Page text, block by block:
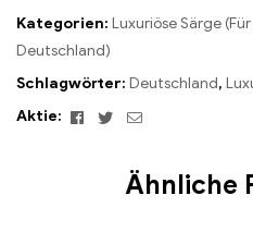
Kategorien: Luxuriöse Särge
Deutschland)
Schlagwörter: Deutschland,
Aktie:
Facebook
TwitterEmail
Ähnliche